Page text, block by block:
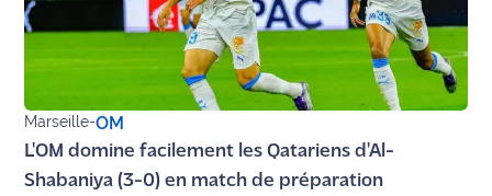
Ecouter
et voir
sommes
nous ?
Marseille-OM
L'OM domine facilement les Qatariens d'Al-
Shabaniya (3-0) en match de préparation